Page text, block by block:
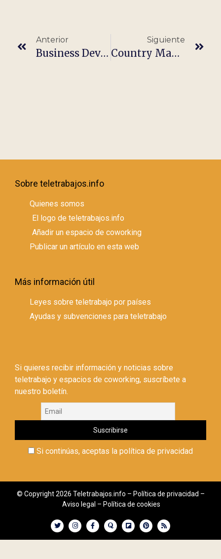
Anterior
Business Development Manager
Siguiente
Country Manager (Spain)
Sobre teletrabajos.info
Quienes somos
El logo de teletrabajos.info
Añadir un espacio de coworking
Publicar un artículo en esta web
Más información útil
Leyes sobre teletrabajo por países
Ayudas y subvenciones para teletrabajo
Si quieres recibir información y noticias sobre
teletrabajo y espacios de coworking, suscríbete a
nuestro boletín.
Si continúas, aceptas la política de privacidad
© Copyright 2026 Teletrabajos.info – Política de privacidad –
Aviso legal – Política de cookies